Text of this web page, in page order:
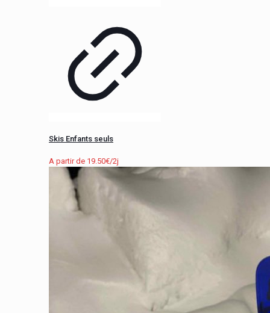
Skis Enfants seuls
A partir de 19.50€/2j